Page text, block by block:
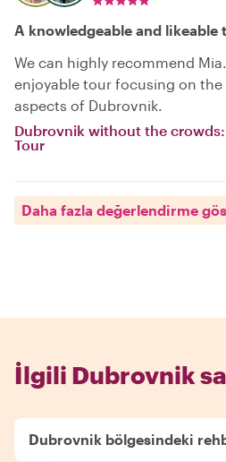
A knowledgeable and likeable
We can highly recommend
enjoyable tour focusing on
aspects of Dubrovnik.
Dubrovnik without the
Tour
Daha fazla değerlendirme
İlgili Dubrovnik
Dubrovnik bölgesindeki